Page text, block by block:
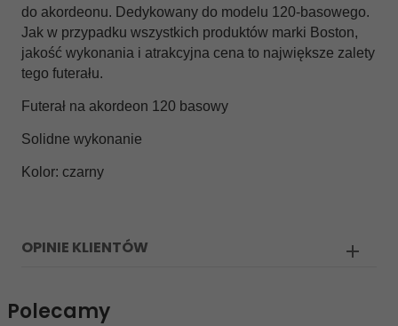
do akordeonu. Dedykowany do modelu 120-basowego.
Jak w przypadku wszystkich produktów marki Boston,
jakość wykonania i atrakcyjna cena to największe zalety
tego futerału.
Futerał na akordeon 120 basowy
Solidne wykonanie
Kolor: czarny
OPINIE KLIENTÓW
Polecamy